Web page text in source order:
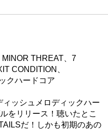
THREAT、7
CONDITION、
クハードコア
ィッシュメロディックハー
をリリース！聴いたとこ
だ！しかも初期のあの